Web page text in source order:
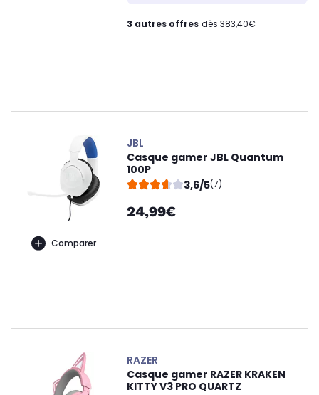
3 autres offres dès 383,40€
Comparer
JBL
Casque gamer JBL Quantum
100P
3,6/5(7)
24,99€
RAZER
Casque gamer RAZER KRAKEN
KITTY V3 PRO QUARTZ